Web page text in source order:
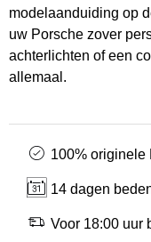
modelaanduiding op
uw Porsche zover
achterlichten of een
allemaal.
100% originele
14 dagen
Voor 18:00 uur